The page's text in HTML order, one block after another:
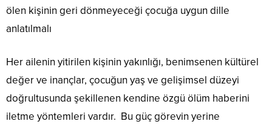
ölen kişinin geri dönmeyeceği çocuğa uygun dille
anlatılmalı
Her ailenin yitirilen kişinin yakınlığı, benimsenen kültürel
değer ve inançlar, çocuğun yaş ve gelişimsel düzeyi
doğrultusunda şekillenen kendine özgü ölüm haberini
iletme yöntemleri vardır. Bu güç görevin yerine